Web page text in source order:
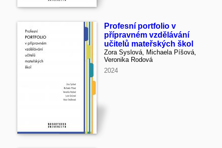
Profesní portfolio v
přípravném vzdělávání
učitelů mateřských škol
Zora Syslová, Michaela Píšová,
Veronika Rodová
2024